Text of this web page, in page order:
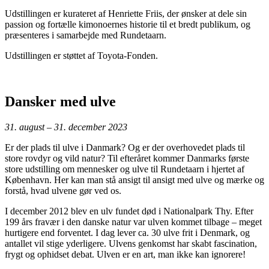
Udstillingen er kurateret af Henriette Friis, der ønsker at dele sin
passion og fortælle kimonoernes historie til et bredt publikum, og
præsenteres i samarbejde med Rundetaarn.
Udstillingen er støttet af Toyota-Fonden.
Dansker med ulve
31. august – 31. december 2023
Er der plads til ulve i Danmark? Og er der overhovedet plads til
store rovdyr og vild natur? Til efteråret kommer Danmarks første
store udstilling om mennesker og ulve til Rundetaarn i hjertet af
København. Her kan man stå ansigt til ansigt med ulve og mærke og
forstå, hvad ulvene gør ved os.
I december 2012 blev en ulv fundet død i Nationalpark Thy. Efter
199 års fravær i den danske natur var ulven kommet tilbage – meget
hurtigere end forventet. I dag lever ca. 30 ulve frit i Denmark, og
antallet vil stige yderligere. Ulvens genkomst har skabt fascination,
frygt og ophidset debat. Ulven er en art, man ikke kan ignorere!